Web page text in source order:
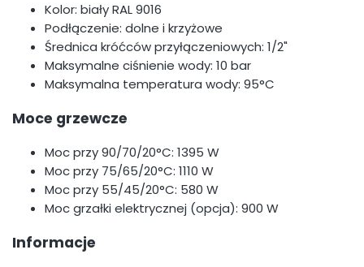
Kolor: biały RAL 9016
Podłączenie: dolne i krzyżowe
Średnica króćców przyłączeniowych: 1/2"
Maksymalne ciśnienie wody: 10 bar
Maksymalna temperatura wody: 95°C
Moce grzewcze
Moc przy 90/70/20°C: 1395 W
Moc przy 75/65/20°C: 1110 W
Moc przy 55/45/20°C: 580 W
Moc grzałki elektrycznej (opcja): 900 W
Informacje